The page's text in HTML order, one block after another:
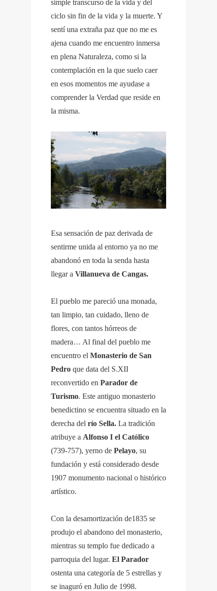
simple transcurso de la vida y del
ciclo sin fin de la vida y la muerte. Y
sentí una extraña paz que no me es
ajena cuando me encuentro inmersa
en plena Naturaleza, como si la
contemplación en la que suelo caer
en esos momentos me ayudase a
comprender la Verdad que reside en
la misma.
Esa sensación de paz derivada de
sentirme unida al entorno ya no me
abandonó en toda la senda hasta
llegar a Villanueva de Cangas.
El pueblo me pareció una monada,
tan limpio, tan cuidado, lleno de
flores, con tantos hórreos de
madera… Al final del pueblo me
encuentro el Monasterio de San
Pedro que data del S.XII
reconvertido en Parador de
Turismo. Este antiguo monasterio
benedictino se encuentra situado en la
derecha del río Sella. La tradición
atribuye a Alfonso I el Católico
(739-757), yerno de Pelayo, su
fundación y está considerado desde
1907 monumento nacional o histórico
artístico.
Con la desamortización de1835 se
produjo el abandono del monasterio,
mientras su templo fue dedicado a
parroquia del lugar. El Parador
ostenta una categoría de 5 estrellas y
se inaguró en Julio de 1998.